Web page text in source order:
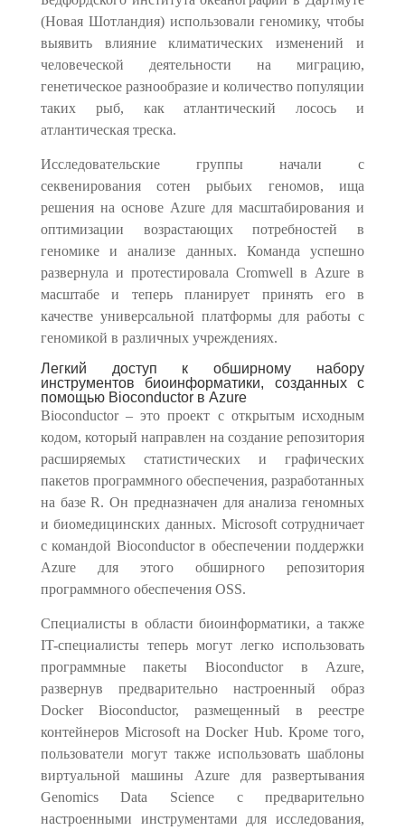
(Новая Шотландия)использовали геномику, чтобы
выявить влияние климатических изменений и
человеческой деятельности на миграцию,
генетическое разнообразие и количество популяции
таких рыб, как атлантический лосось и
атлантическая треска.
Исследовательские группы начали с
секвенирования сотен рыбьих геномов, ища
решения на основе Azure для масштабирования и
оптимизации возрастающих потребностей в
геномике и анализе данных. Команда успешно
развернула и протестировала Cromwell в Azure в
масштабе и теперь планирует принять его в
качестве универсальной платформы для работы с
геномикой в различных учреждениях.
Легкий доступ к обширному набору
инструментов биоинформатики, созданных с
помощью Bioconductor в Azure
Bioconductor – это проект с открытым исходным
кодом, который направлен на создание репозитория
расширяемых статистических и графических
пакетов программного обеспечения, разработанных
на базе R. Он предназначен для анализа геномных
и биомедицинских данных. Microsoft сотрудничает
с командой Bioconductor в обеспечении поддержки
Azure для этого обширного репозитория
программного обеспечения OSS.
Специалисты в области биоинформатики, а также
IT-специалисты теперь могут легко использовать
программные пакеты Bioconductor в Azure,
развернув предварительно настроенный образ
Docker Bioconductor, размещенный в реестре
контейнеров Microsoft на Docker Hub. Кроме того,
пользователи могут также использовать шаблоны
виртуальной машины Azure для развертывания
Genomics Data Science с предварительно
настроенными инструментами для исследования,